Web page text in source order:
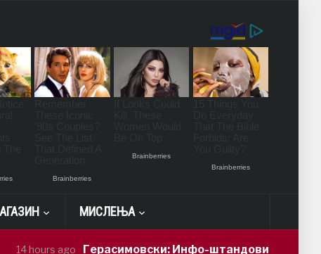
МИСЛЕЊА
ago Герасимовски: Инфо-штандови и здравствени